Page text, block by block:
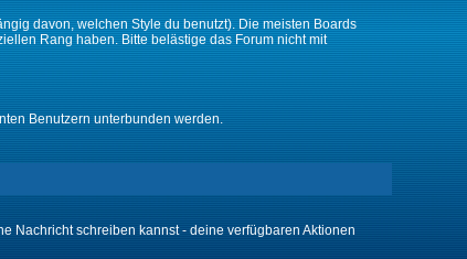
davon, welchen Style du benutzt). Die meisten Boards
Rang haben. Bitte belästige das Forum nicht mit
Benutzern unterbunden werden.
Nachricht schreiben kannst - deine verfügbaren Aktionen